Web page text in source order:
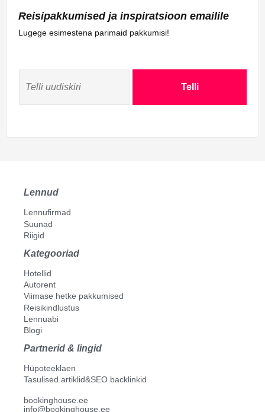
Reisipakkumised ja inspiratsioon emailile
Lugege esimestena parimaid pakkumisi!
Telli
Lennud
Lennufirmad
Suunad
Riigid
Kategooriad
Hotellid
Autorent
Viimase hetke pakkumised
Reisikindlustus
Lennuabi
Blogi
Partnerid & lingid
Hüpoteeklaen
Tasulised artiklid&SEO backlinkid
bookinghouse.ee
info@bookinghouse.ee